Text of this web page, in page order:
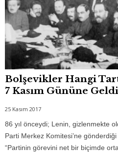
Bolşevikler Hangi
7 Kasım Gününe
25 Kasım 2017
86 yıl önceydi; Lenin, gizlenmekte
Parti Merkez Komitesi’ne
“Partinin görevini net bir biçimde